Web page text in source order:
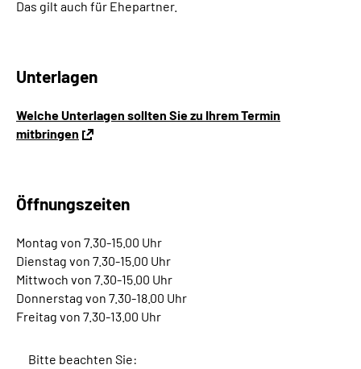
Das gilt auch für Ehepartner.
Unterlagen
Welche Unterlagen sollten Sie zu Ihrem Termin
mitbringen
Öffnungszeiten
Montag von 7.30-15.00 Uhr
Dienstag von 7.30-15.00 Uhr
Mittwoch von 7.30-15.00 Uhr
Donnerstag von 7.30-18.00 Uhr
Freitag von 7.30-13.00 Uhr
Bitte beachten Sie: